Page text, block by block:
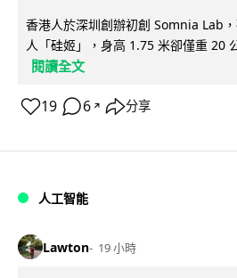
香港人於深圳創辦初創 Somnia Lab
人「硅姬」，身高 1.75 米卻僅重 20
閱讀全文
19 6 ↗ 分享
人工智能
Lawton 19 小時